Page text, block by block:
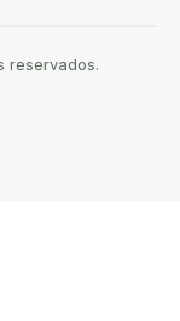
reservados.